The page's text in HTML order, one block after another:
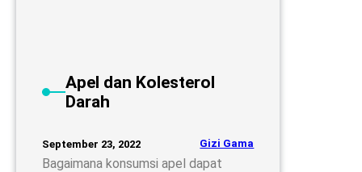
Apel dan Kolesterol
Darah
September 23, 2022 Gizi Gama
Bagaimana konsumsi apel dapat